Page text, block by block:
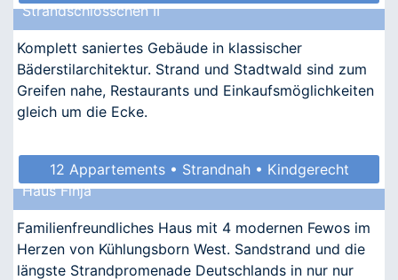
Strandschlösschen II
Komplett saniertes Gebäude in klassischer
Bäderstilarchitektur. Strand und Stadtwald sind zum
Greifen nahe, Restaurants und Einkaufsmöglichkeiten
gleich um die Ecke.
12 Appartements • Strandnah • Kindgerecht
• Barrierefrei • Allergikergeeignet
Haus Finja
Familienfreundliches Haus mit 4 modernen Fewos im
Herzen von Kühlungsborn West. Sandstrand und die
längste Strandpromenade Deutschlands in nur nur